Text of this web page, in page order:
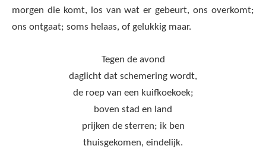
morgen die komt, los van wat er gebeurt, ons overkomt;
ons ontgaat; soms helaas, of gelukkig maar.
Tegen de avond
daglicht dat schemering wordt,
de roep van een kuifkoekoek;
boven stad en land
prijken de sterren; ik ben
thuisgekomen, eindelijk.